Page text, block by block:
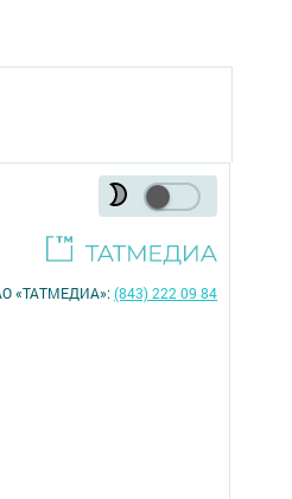
«ТАТМЕДИА»:(843) 222 09 84